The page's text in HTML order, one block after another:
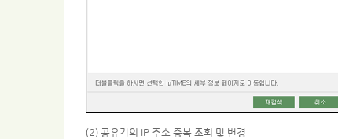
(2) 공유기의 IP 주소 중복 조회 및 변경